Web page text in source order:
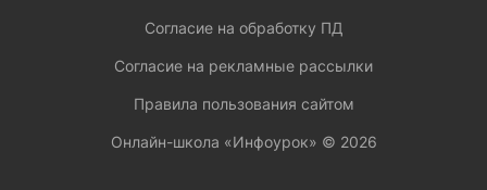
Согласие на обработку ПД
Согласие на рекламные рассылки
Правила пользования сайтом
Онлайн-школа «Инфоурок» © 2026